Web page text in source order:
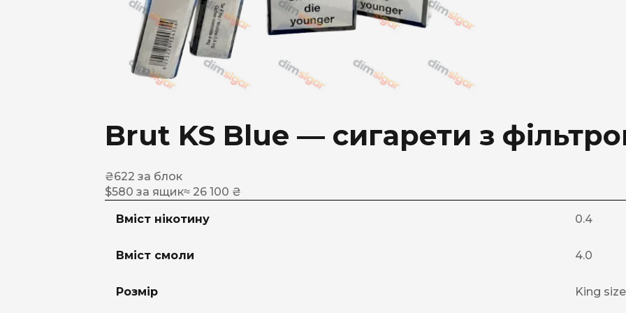
Brut KS Blue — сигарети з
₴622 за блок
$580 за ящик≈ 26 100 ₴
Вміст нікотину 0.4
Вміст смоли 4.0
Розмір King size